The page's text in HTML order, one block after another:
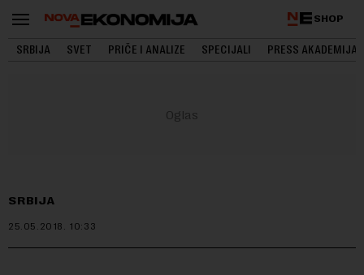
SHOP
SRBIJA SVET PRIČE I ANALIZE SPECIJALI PRESS AKADEMIJA
SRBIJA
25.05.2018. 10:33